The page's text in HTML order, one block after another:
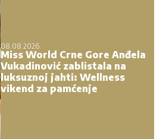
08.08.2026.
Miss World Crne Gore Anđela
Vukadinović zablistala na
luksuznoj jahti: Wellness
vikend za pamćenje